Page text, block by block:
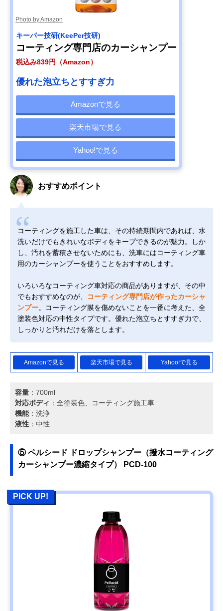
Photo by Amazon
キーパー技研(KeePer技研)
コーティング専門店のカーシャンプー
税込み839円（Amazon）
優れた泡立ちとすすぎ力
Amazonで見る
楽天市場で見る
Yahoo!で見る
おすすめポイント
コーティングを施工した車は、その持続期間内であれば、水
洗いだけでもきれいなボディをキープできるのが魅力。しか
し、汚れを蓄積させないためにも、洗車にはコーティング車
用のカーシャンプーを使うことをおすすめします。
いろいろなコーティング車対応の商品がありますが、その中
でもおすすめなのが、
コーティング専門店が作ったカーシャ
ンプー。コーティング膜を傷めないことを一番に考えた、全
塗装色対応の中性タイプです。優れた泡立ちとすすぎ力で、
しっかりと汚れだけを落とします。
Amazonで見る 楽天市場で見る Yahoo!で見る
容量 ：700ml
対応ボディ ：全塗装色、コーティング施工車
機能：洗浄
液性 ：中性
⑤ ペルシード ドロップシャンプー（撥水コーティング
カーシャンプー濃縮タイプ） PCD-100
PICK UP!